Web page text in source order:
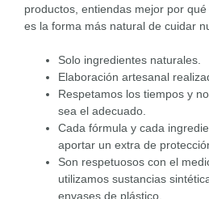
productos, entiendas mejor por
es la forma más natural de cuidar
Solo ingredientes naturales.
Elaboración artesanal
Respetamos los tiempos y
sea el adecuado.
Cada fórmula y cada
aportar un extra de
Son respetuosos con el
utilizamos sustancias
envases de plástico.